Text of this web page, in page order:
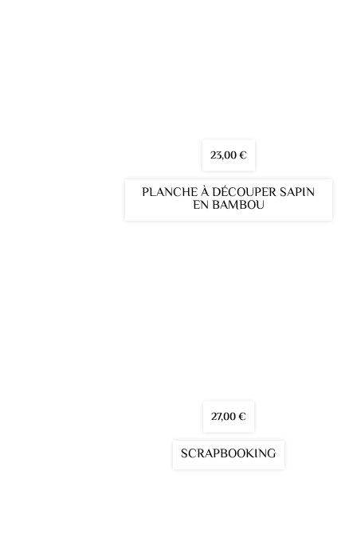
23,00€
PLANCHE À DÉCOUPER SAPIN
EN BAMBOU
27,00€
SCRAPBOOKING